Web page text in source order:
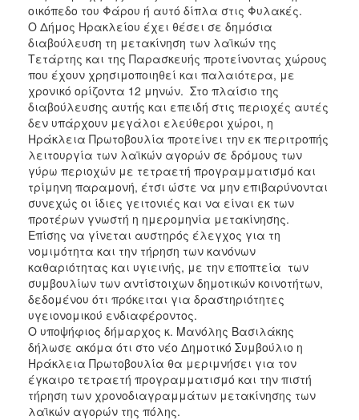
οικόπεδο του Φάρου ή αυτό δίπλα στις Φυλακές.
Ο Δήμος Ηρακλείου έχει θέσει σε δημόσια
διαβούλευση τη μετακίνηση των λαϊκών της
Τετάρτης και της Παρασκευής προτείνοντας χώρους
που έχουν χρησιμοποιηθεί και παλαιότερα, με
χρονικό ορίζοντα 12 μηνών. Στο πλαίσιο της
διαβούλευσης αυτής και επειδή στις περιοχές αυτές
δεν υπάρχουν μεγάλοι ελεύθεροι χώροι, η
Ηράκλεια Πρωτοβουλία προτείνει την εκ περιτροπής
λειτουργία των λαϊκών αγορών σε δρόμους των
γύρω περιοχών με τετραετή προγραμματισμό και
τρίμηνη παραμονή, έτσι ώστε να μην επιβαρύνονται
συνεχώς οι ίδιες γειτονιές και να είναι εκ των
προτέρων γνωστή η ημερομηνία μετακίνησης.
Επίσης να γίνεται αυστηρός έλεγχος για τη
νομιμότητα και την τήρηση των κανόνων
καθαριότητας και υγιεινής, με την εποπτεία των
συμβουλίων των αντίστοιχων δημοτικών κοινοτήτων,
δεδομένου ότι πρόκειται για δραστηριότητες
υγειονομικού ενδιαφέροντος.
Ο υποψήφιος δήμαρχος κ. Μανόλης Βασιλάκης
δήλωσε ακόμα ότι στο νέο Δημοτικό Συμβούλιο η
Ηράκλεια Πρωτοβουλία θα μεριμνήσει για τον
έγκαιρο τετραετή προγραμματισμό και την πιστή
τήρηση των χρονοδιαγραμμάτων μετακίνησης των
λαϊκών αγορών της πόλης.